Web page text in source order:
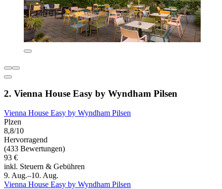
2. Vienna House Easy by Wyndham Pilsen
Vienna House Easy by Wyndham Pilsen
Plzen
8,8/10
Hervorragend
(433 Bewertungen)
93 €
inkl. Steuern & Gebühren
9. Aug.–10. Aug.
Vienna House Easy by Wyndham Pilsen